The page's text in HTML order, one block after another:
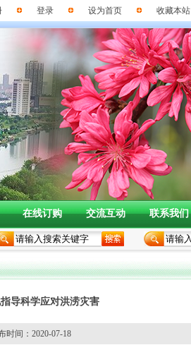
登录 设为首页 收藏本站
在线订购 交流互动 联系我们
导科学应对洪涝灾害
时间：2020-07-18